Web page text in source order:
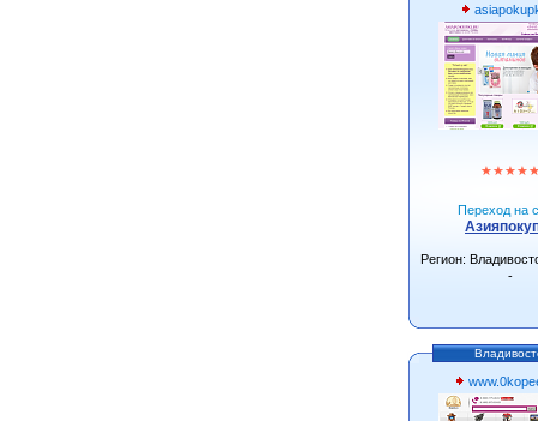
★★★★
Переход на
Регион:
-